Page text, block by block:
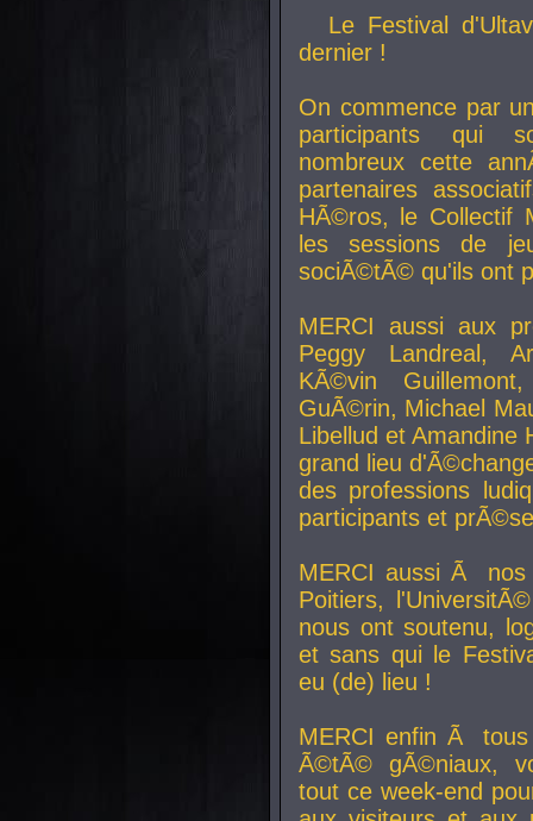
Le Festival
dernier !
On commence par
participants qui
nombreux cette
partenaires
HÃ©ros, le Collectif
les sessions de
sociÃ©tÃ© qu'ils ont
MERCI aussi aux
Peggy Landreal,
KÃ©vin
GuÃ©rin, Michael
Libellud et Amandine
grand lieu
des professions
participants et
MERCI aussi Ã nos
Poitiers,
nous ont soutenu,
et sans qui le
eu (de) lieu !
MERCI enfin Ã
Ã©tÃ© gÃ©niaux,
tout ce week-end